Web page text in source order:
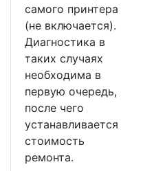
самого принтера
(не включается).
Диагностика в
таких случаях
необходима в
первую очередь,
после чего
устанавливается
стоимость
ремонта.